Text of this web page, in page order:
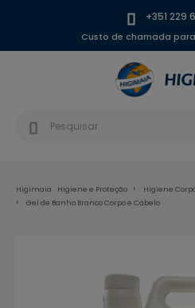
+351 229
Custo de chamada
Higimaia Higiene e Proteção Higiene
Gel de Banho Branco Corpo e Cabelo